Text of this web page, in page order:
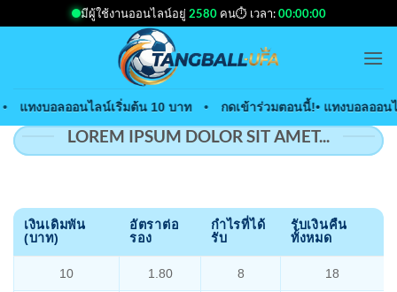
to
มีผู้ใช้งานออนไลน์อยู่ 2580คน⏱ เวลา:00:00:00
• แทงบอลออนไลน์เริ่มต้น 10 บาท • กดเข้าร่วมตอนนี้!• แทงบอลออน
LOREM IPSUM DOLOR SIT AMET...
เงินเดิมพัน
(บาท)
อัตราต่อ
รอง
กำไรที่ได้
รับ
รับเงินคืน
ทั้งหมด
10 1.80 8 18